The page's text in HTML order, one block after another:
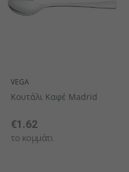
VEGA
Κουτάλι Καφέ Madrid
€1.62
το κομμάτι